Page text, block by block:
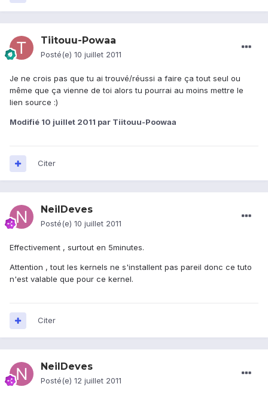
Tiitouu-Powaa
Posté(e) 10 juillet 2011
Je ne crois pas que tu ai trouvé/réussi a faire ça tout seul ou
même que ça vienne de toi alors tu pourrai au moins mettre le
lien source :)
Modifié 10 juillet 2011 par Tiitouu-Poowaa
Citer
NeilDeves
Posté(e) 10 juillet 2011
Effectivement , surtout en 5minutes.
Attention , tout les kernels ne s'installent pas pareil donc ce tuto
n'est valable que pour ce kernel.
Citer
NeilDeves
Posté(e) 12 juillet 2011